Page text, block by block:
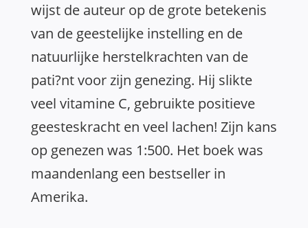
wijst de auteur op de grote betekenis
van de geestelijke instelling en de
natuurlijke herstelkrachten van de
pati?nt voor zijn genezing. Hij slikte
veel vitamine C, gebruikte positieve
geesteskracht en veel lachen! Zijn kans
op genezen was 1:500. Het boek was
maandenlang een bestseller in
Amerika.